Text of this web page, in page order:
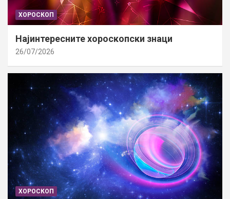
ХОРОСКОП
Најинтересните хороскопски знаци
26/07/2026
ХОРОСКОП